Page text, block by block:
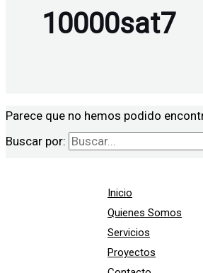
10000sat7
Parece que no hemos podido
Buscar por:
Inicio
Quienes Somos
Servicios
Proyectos